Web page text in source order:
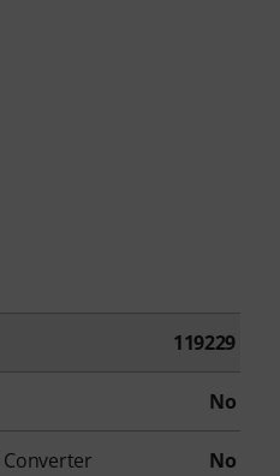
119229
No
Converter No